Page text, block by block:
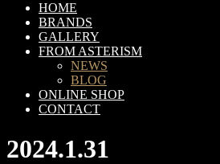
HOME
BRANDS
GALLERY
FROM ASTERISM
NEWS
BLOG
ONLINE SHOP
CONTACT
2024.1.31